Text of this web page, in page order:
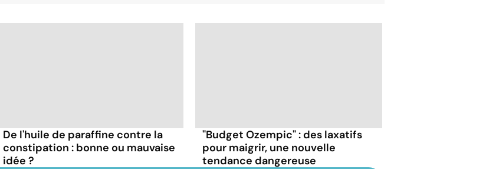
De l'huile de paraffine contre la
constipation : bonne ou mauvaise
idée ?
"Budget Ozempic" : des laxatifs
pour maigrir, une nouvelle
tendance dangereuse